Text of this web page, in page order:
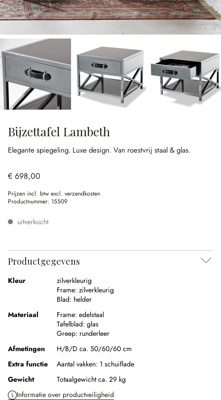
Bijzettafel Lambeth
Elegante spiegeling. Luxe design. Van roestvrij staal & glas.
€ 698,00
Prijzen incl. btw excl. verzendkosten
Productnummer: 15509
uitverkocht
Productgegevens
Kleur
zilverkleurig
Frame: zilverkleurig
Blad: helder
Materiaal
Frame: edelstaal
Tafelblad: glas
Greep: runderleer
Afmetingen
H/B/D ca. 50/60/60 cm
Extra functie
Aantal vakken: 1 schuiflade
Gewicht
Totaalgewicht ca. 29 kg
Informatie over productveiligheid